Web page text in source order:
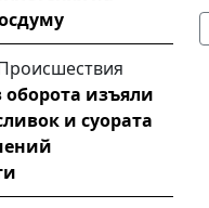
изъяли
и суората